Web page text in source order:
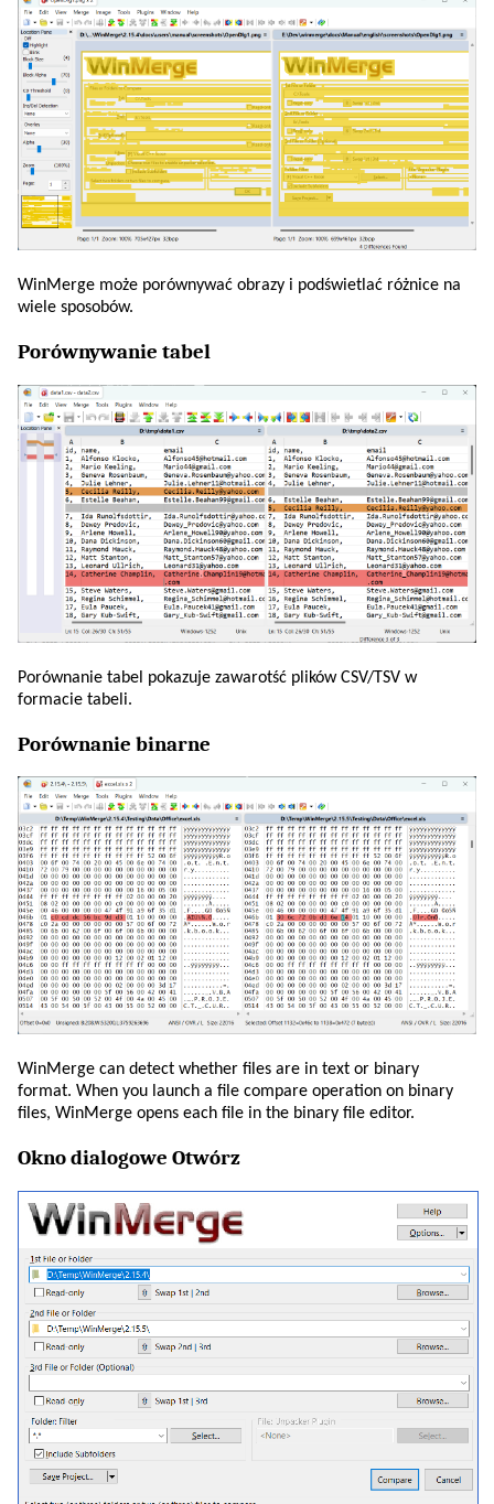
WinMerge może porównywać obrazy i podświetlać różnice na
wiele sposobów.
Porównywanie tabel
Porównanie tabel pokazuje zawarotść plików CSV/TSV w
formacie tabeli.
Porównanie binarne
WinMerge can detect whether files are in text or binary
format. When you launch a file compare operation on binary
files, WinMerge opens each file in the binary file editor.
Okno dialogowe Otwórz